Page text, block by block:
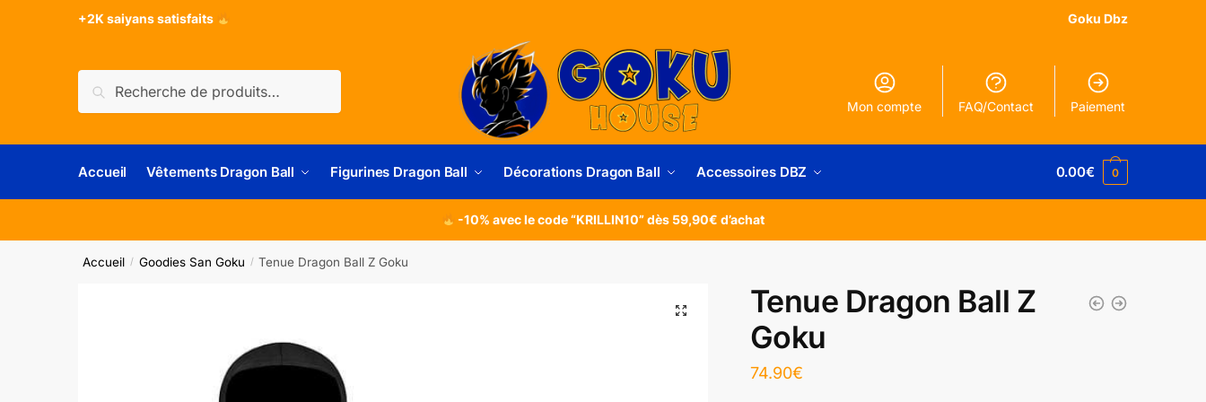
+2K saiyans satisfaits Goku Dbz
Recherche
Mon compte FAQ/Contact Paiement
Accueil Vêtements Dragon Ball Figurines Dragon Ball Décorations Dragon Ball Accessoires DBZ 0.00€ 0
-10% avec le code “KRILLIN10” dès 59,90€ d’achat
Accueil / Goodies San Goku / Tenue Dragon Ball Z Goku
Tenue Dragon Ball Z
Goku
74.90€